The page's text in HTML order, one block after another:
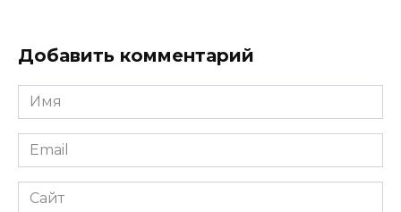
Добавить комментарий
Имя
*
Email
*
Сайт